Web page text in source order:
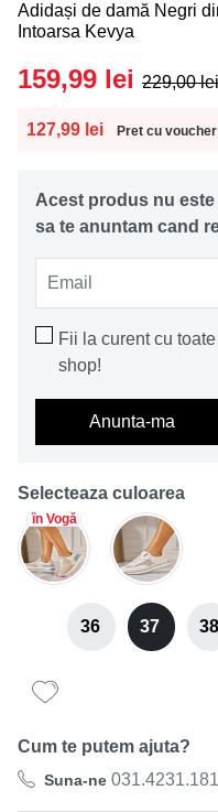
Adidași de damă Negri
Intoarsa Kevya
127,99 lei Pret cu
159,99 lei 229,00lei
Acest produs nu
sa te anuntam cand
Email
Fii la curent cu
shop!
Anunta-ma
Selecteaza culoarea
în Vogă
36 37 38
Cum te putem ajuta?
Suna-ne